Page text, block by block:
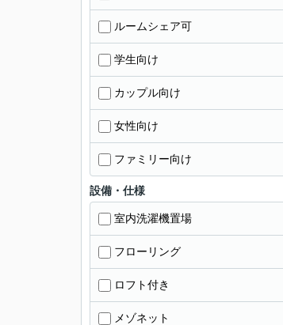
ルームシェア可
学生向け
カップル向け
女性向け
ファミリー向け
設備・仕様
室内洗濯機置場
フローリング
ロフト付き
メゾネット